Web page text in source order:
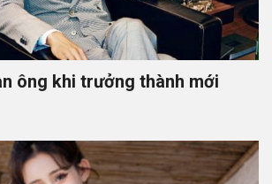
ông khi trưởng thành mới